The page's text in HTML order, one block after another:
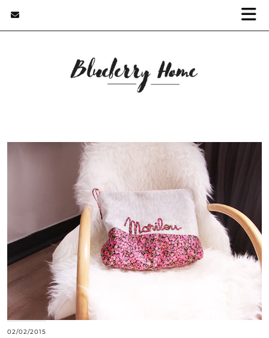
02/02/2015